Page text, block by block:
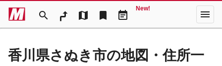
search map bookmark event_note
New! menu
香川県さぬき市の地図・住所一